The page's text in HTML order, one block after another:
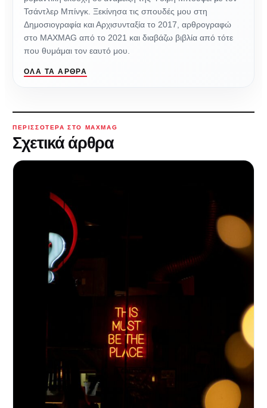
Τσάντλερ Μπίνγκ. Ξεκίνησα τις σπουδές μου στη
Δημοσιογραφία και Αρχισυνταξία το 2017, αρθρογραφώ
στο MAXMAG από το 2021 και διαβάζω βιβλία από τότε
που θυμάμαι τον εαυτό μου.
ΌΛΑ ΤΑ ΆΡΘΡΑ
ΠΕΡΙΣΣΌΤΕΡΑ ΣΤΟ MAXMAG
Σχετικά άρθρα